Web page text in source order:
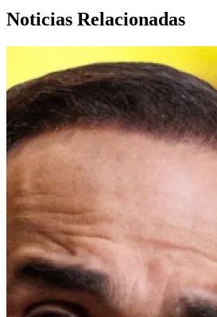
Noticias Relacionadas